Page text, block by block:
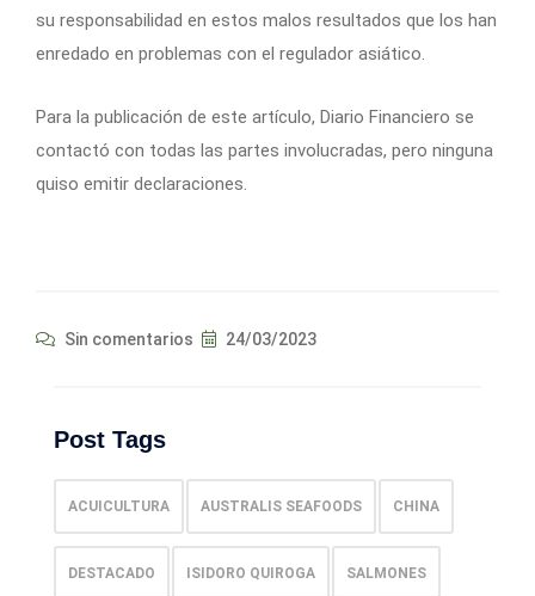
su responsabilidad en estos malos resultados que los han
enredado en problemas con el regulador asiático.
Para la publicación de este artículo, Diario Financiero se
contactó con todas las partes involucradas, pero ninguna
quiso emitir declaraciones.
Sin comentarios 24/03/2023
Post Tags
ACUICULTURA AUSTRALIS SEAFOODS CHINA
DESTACADO ISIDORO QUIROGA SALMONES